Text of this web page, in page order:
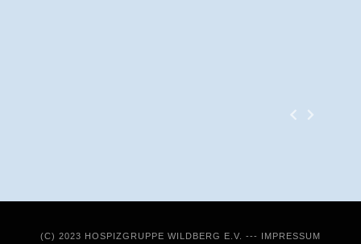
(C) 2023 HOSPIZGRUPPE WILDBERG E.V. --- IMPRESSUM